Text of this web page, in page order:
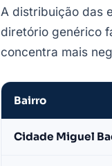
A distribuição das
diretório genérico
concentra mais
Bairro
Cidade Miguel